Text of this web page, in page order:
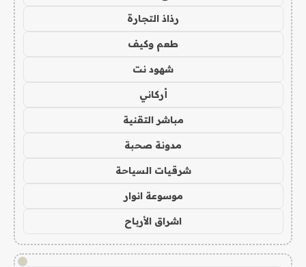
رذاذ التجارة
طعم وكيف
شهود نت
أركاني
مباشر التقنية
مدونة صحبة
شرقيات السياحة
موسوعة انوار
اشراق الأرباح
!